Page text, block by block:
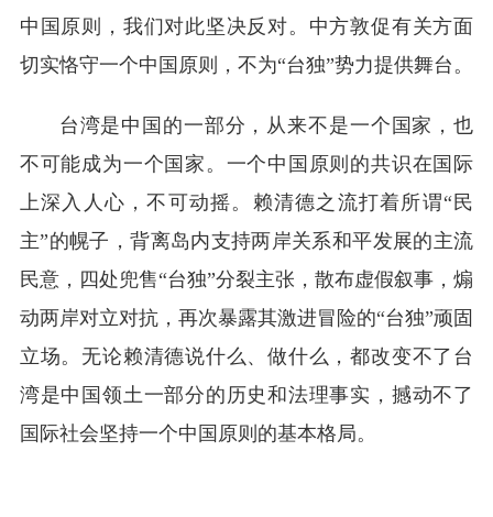
中国原则，我们对此坚决反对。中方敦促有关方面
切实恪守一个中国原则，不为“台独”势力提供舞台。
台湾是中国的一部分，从来不是一个国家，也
不可能成为一个国家。一个中国原则的共识在国际
上深入人心，不可动摇。赖清德之流打着所谓“民
主”的幌子，背离岛内支持两岸关系和平发展的主流
民意，四处兜售“台独”分裂主张，散布虚假叙事，煽
动两岸对立对抗，再次暴露其激进冒险的“台独”顽固
立场。无论赖清德说什么、做什么，都改变不了台
湾是中国领土一部分的历史和法理事实，撼动不了
国际社会坚持一个中国原则的基本格局。